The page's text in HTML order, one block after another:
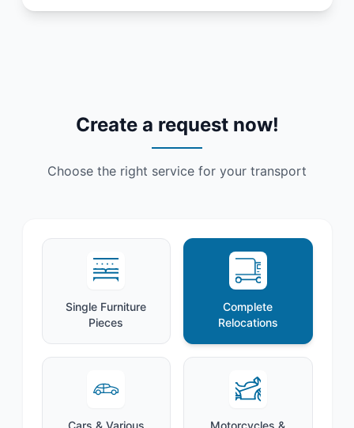
Create a request now!
Choose the right service for your transport
Single Furniture
Pieces
Complete
Relocations